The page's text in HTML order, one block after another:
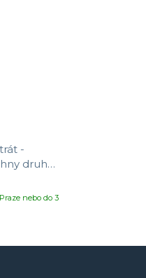
-
druhy
nebo do 3